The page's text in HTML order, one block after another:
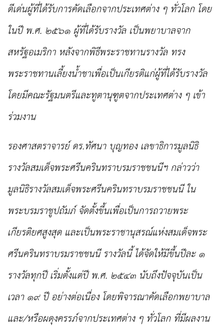
ดีเด่นผู้ที่ได้รับการคัดเลือกจากประเทศต่าง ๆ ทั่วโลก โดย
ในปี พ.ศ. ๒๕๖๑ ผู้ที่ได้รับรางวัล เป็นพยาบาลจาก
สหรัฐอเมริกา หลังจากพิธีพระราชทานรางวัล ทรง
พระราชทานเลี้ยงน้ำชาเพื่อเป็นเกียรติแก่ผู้ที่ได้รับรางวัล
โดยมีคณะรัฐมนตรีและทูตานุฑูตจากประเทศต่าง ๆ เข้า
ร่วมงาน
รองศาสตราจารย์ ดร.ทัศนา บุญทอง เลขาธิการมูลนิธิ
รางวัลสมเด็จพระศรีนครินทราบรมราชชนนีฯกล่าวว่า
มูลนิธิรางวัลสมเด็จพระศรีนครินทราบรมราชชนนี ใน
พระบรมราชูปถัมภ์ จัดตั้งขึ้นเพื่อเป็นการถวายพระ
เกียรติยศสูงสุด และเป็นพระราชานุสรณ์แห่งสมเด็จพระ
ศรีนครินทราบรมราชชนนี รางวัลนี้ ได้จัดให้มีขึ้นปีละ ๑
รางวัลทุกปีเริ่มตั้งแต่ปี พ.ศ. ๒๕๔๓ นับถึงปัจจุบันเป็น
เวลา ๑๙ ปี อย่างต่อเนื่อง โดยพิจารณาคัดเลือกพยาบาล
และ/หรือผดุงครรภ์จากประเทศต่าง ๆ ทั่วโลก ที่มีผลงาน